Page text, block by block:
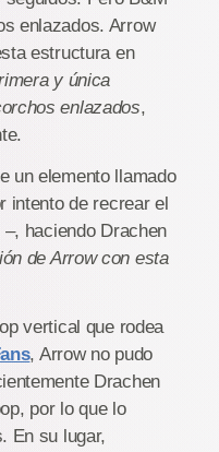
enlazados. Arrow
estructura en
y única
enlazados,
un elemento llamado
intento de recrear el
haciendo Drachen
de Arrow con esta
vertical que rodea
, Arrow no pudo
Drachen
por lo que lo
En su lugar,